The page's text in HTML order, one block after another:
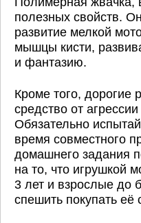
полезных свойств.
развитие мелкой
мышцы кисти,
и фантазию.
Кроме того, дорогие
средство от
Обязательно
время совместного
домашнего задания
на то, что игрушкой
3 лет и взрослые до
спешить покупать